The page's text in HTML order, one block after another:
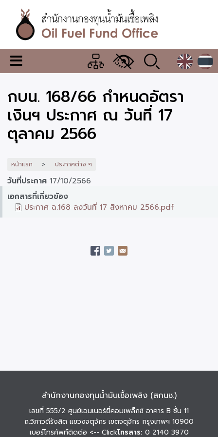
เนื้อหา
หลักสำนักงาน
กองทุน
น้ำมัน
เชื้อ
เพลิง
เมนู
เปลี่ยน
แสดง
ผล
กบน. 168/66 กำหนดอัตรา
เงินฯ ประกาศ ณ วันที่ 17
ตุลาคม 2566
หน้าแรก ประกาศต่าง ๆ
วันที่ประกาศ 17/10/2566
เอกสารที่เกี่ยวข้อง
ประกาศ ฉ.168 ลงวันที่ 17 สิงหาคม 2566.pdf
สำนักงานกองทุนน้ำมันเชื้อเพลิง (สกนช.)
เลขที่ 555/2 ศูนย์เอนเนอร์ยี่คอมเพล็กซ์ อาคาร B ชั้น 11
ถ.วิภาวดีรังสิต แขวงจตุจักร เขตจตุจักร กรุงเทพฯ 10900
เบอร์โทรศัพท์ติดต่อ <-- Clickโทรสาร: 0 2140 3970